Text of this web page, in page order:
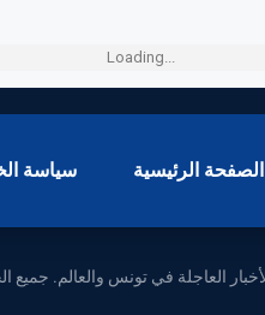
Loading...
الصفحة الرئيسية سياسة